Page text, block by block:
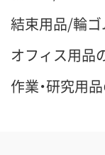
結束用品/輪
オフィス用品
作業・研究用